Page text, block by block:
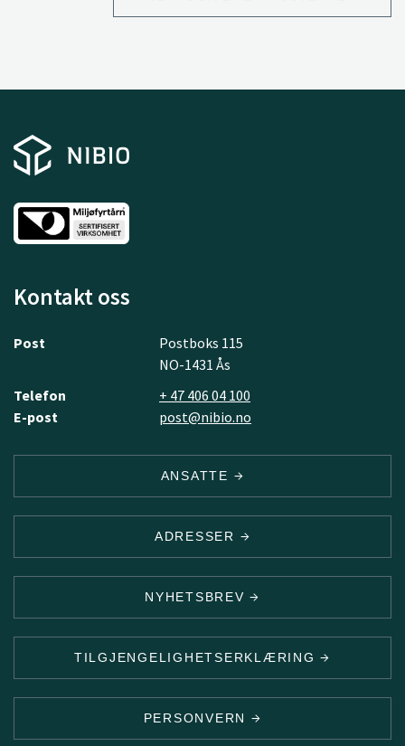
Kontakt oss
Post
Postboks 115
NO-1431 Ås
Telefon
+ 47 406 04 100
E-post
post@nibio.no
ANSATTE
ADRESSER
NYHETSBREV
TILGJENGELIGHETSERKLÆRING
PERSONVERN